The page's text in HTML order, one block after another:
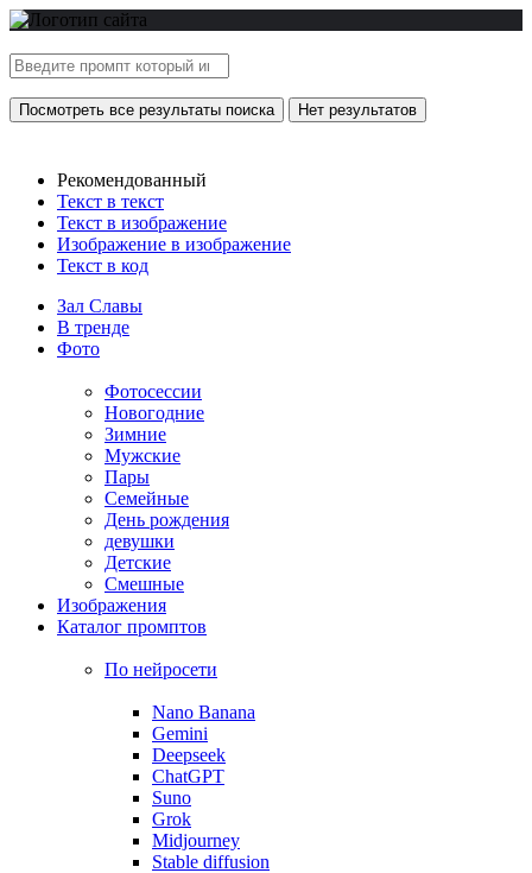
Посмотреть все результаты поиска Нет результатов
Рекомендованный
Текст в текст
Текст в изображение
Изображение в изображение
Текст в код
Зал Славы
В тренде
Фото
Фотосессии
Новогодние
Зимние
Мужские
Пары
Семейные
День рождения
девушки
Детские
Смешные
Изображения
Каталог промптов
По нейросети
Nano Banana
Gemini
Deepseek
ChatGPT
Suno
Grok
Midjourney
Stable diffusion